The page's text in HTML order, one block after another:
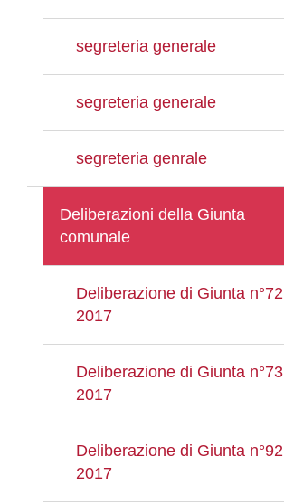
segreteria generale
segreteria generale
segreteria genrale
Deliberazioni della Giunta
comunale
Deliberazione di Giunta n°72
2017
Deliberazione di Giunta n°73
2017
Deliberazione di Giunta n°92
2017